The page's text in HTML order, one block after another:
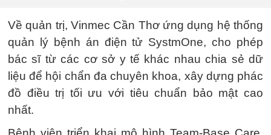
Về quản trị, Vinmec Cần Thơ ứng dụng hệ thống
quản lý bệnh án điện tử SystmOne, cho phép
bác sĩ từ các cơ sở y tế khác nhau chia sẻ dữ
liệu để hội chẩn đa chuyên khoa, xây dựng phác
đồ điều trị tối ưu với tiêu chuẩn bảo mật cao
nhất.